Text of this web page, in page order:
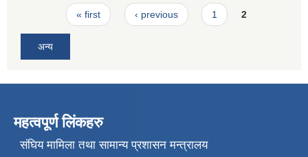
Pages« first ‹ previous 1 2
अन्य
महत्वपूर्ण लिंकहरु
संघिय मामिला तथा सामान्य प्रशासन मन्त्रालय